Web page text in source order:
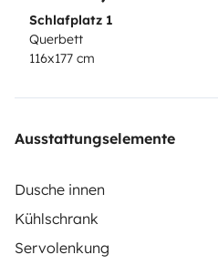
Schlafplatz 1
Querbett
116x177 cm
Ausstattungselemente
Dusche innen
Kühlschrank
Servolenkung